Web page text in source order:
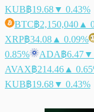
KUB฿19.68▼ 0.43%
BTC฿2,150,040 ▲
XRP฿34.08 ▲ 0.09%
0.85%
ADA฿6.47▼
AVAX฿214.46 ▲
KUB฿19.68▼ 0.43%